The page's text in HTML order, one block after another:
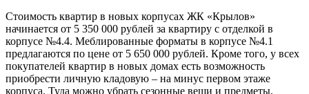
Стоимость квартир в новых корпусах ЖК «Крылов»
начинается от 5 350 000 рублей за квартиру с отделкой в
корпусе №4.4. Меблированные форматы в корпусе №4.1
предлагаются по цене от 5 650 000 рублей. Кроме того, у всех
покупателей квартир в новых домах есть возможность
приобрести личную кладовую – на минус первом этаже
корпуса. Туда можно убрать сезонные вещи и предметы,